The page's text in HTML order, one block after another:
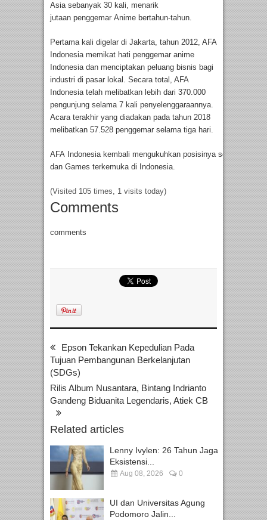
Asia sebanyak 30 kali, menarik
jutaan penggemar Anime bertahun-tahun.
Pertama kali digelar di Jakarta, tahun 2012, AFA
Indonesia memikat hati penggemar anime
Indonesia dan menciptakan peluang bisnis bagi
industri di pasar lokal. Secara total, AFA
Indonesia telah melibatkan lebih dari 370.000
pengunjung selama 7 kali penyelenggaraannya.
Acara terakhir yang diadakan pada tahun 2018
melibatkan 57.528 penggemar selama tiga hari.
AFA Indonesia kembali mengukuhkan posisinya sebagai
dan Games terkemuka di Indonesia.
(Visited 105 times, 1 visits today)
Comments
comments
Epson Tekankan Kepedulian Pada
Tujuan Pembangunan Berkelanjutan
(SDGs)
Rilis Album Nusantara, Bintang Indrianto
Gandeng Biduanita Legendaris, Atiek CB
Related articles
Lenny Ivylen: 26 Tahun Jaga
Eksistensi...
Aug 08, 2026 0
UI dan Universitas Agung
Podomoro Jalin...